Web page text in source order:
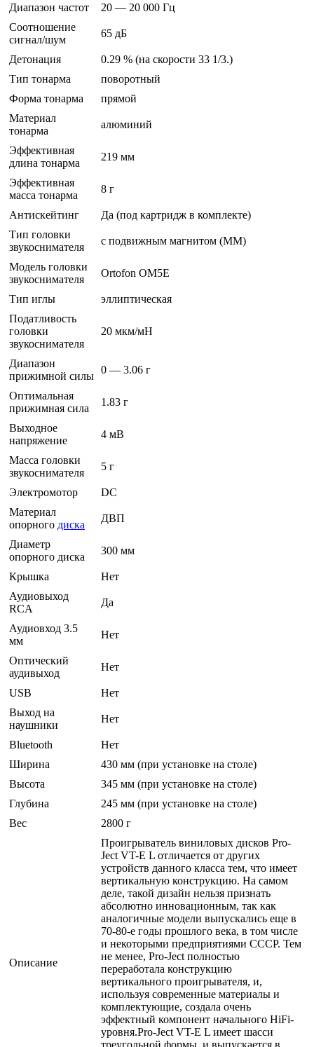
Диапазон частот
20 — 20 000 Гц
Соотношение
сигнал/шум
65 дБ
Детонация
0.29 % (на скорости 33 1/3.)
Тип тонарма
поворотный
Форма тонарма
прямой
Материал
тонарма
алюминий
Эффективная
длина тонарма
219 мм
Эффективная
масса тонарма
8 г
Антискейтинг
Да (под картридж в комплекте)
Тип головки
звукоснимателя
с подвижным магнитом (MM)
Модель головки
звукоснимателя
Ortofon OM5E
Тип иглы
эллиптическая
Податливость
головки
звукоснимателя
20 мкм/мН
Диапазон
прижимной силы
0 — 3.06 г
Оптимальная
прижимная сила
1.83 г
Выходное
напряжение
4 мВ
Масса головки
звукоснимателя
5 г
Электромотор
DC
Материал
опорного диска
ДВП
Диаметр
опорного диска
300 мм
Крышка
Нет
Аудиовыход
RCA
Да
Аудиовход 3.5
мм
Нет
Оптический
аудивыход
Нет
USB
Нет
Выход на
наушники
Нет
Bluetooth
Нет
Ширина
430 мм (при установке на столе)
Высота
345 мм (при установке на столе)
Глубина
245 мм (при установке на столе)
Вес
2800 г
Описание
Проигрыватель виниловых дисков Pro-
Ject VT-E L отличается от других
устройств данного класса тем, что имеет
вертикальную конструкцию. На самом
деле, такой дизайн нельзя признать
абсолютно инновационным, так как
аналогичные модели выпускались еще в
70-80-е годы прошлого века, в том числе
и некоторыми предприятиями СССР. Тем
не менее, Pro-Ject полностью
переработала конструкцию
вертикального проигрывателя, и,
используя современные материалы и
комплектующие, создала очень
эффектный компонент начального HiFi-
уровня.Pro-Ject VT-E L имеет шасси